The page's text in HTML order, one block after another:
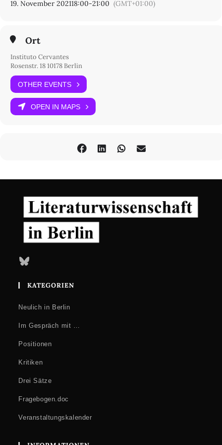
19. November 202118:00-21:00 (GMT+01:00)
Ort
Instituto Cervantes
Rosenstr. 18 10178 Berlin
OTHER EVENTS
OPEN IN MAPS
Bluesky
KATEGORIEN
Neulich in Berlin
Im Gespräch mit …
Positionen
Kritiken
Drei Sätze
Fragebogen.doc
Veranstaltungskalender